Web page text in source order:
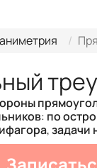
: по
,задачи